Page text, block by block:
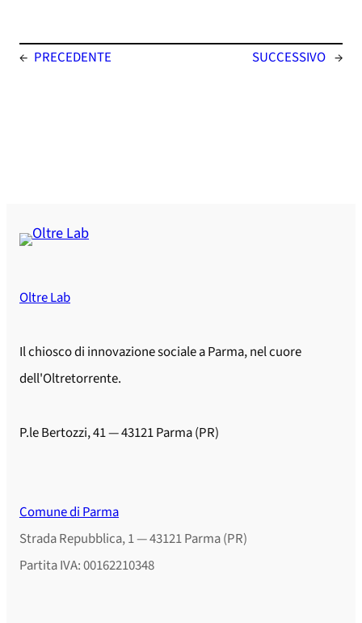
← PRECEDENTE SUCCESSIVO →
Oltre Lab
Il chiosco di innovazione sociale a Parma, nel cuore
dell'Oltretorrente.
P.le Bertozzi, 41 — 43121 Parma (PR)
Comune di Parma
Strada Repubblica, 1 — 43121 Parma (PR)
Partita IVA: 00162210348